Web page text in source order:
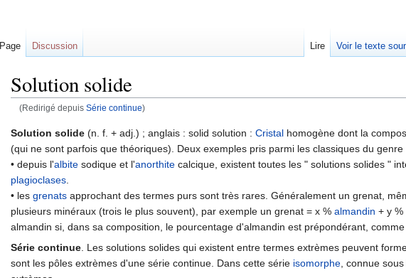
Solution solide
(Redirigé depuis Série continue)
Solution solide (n. f. + adj.) ; anglais : solid solution : Cristal homogène dont la
(qui ne sont parfois que théoriques). Deux exemples pris parmi les classiques du genre
• depuis l'albite sodique et l'anorthite calcique, existent toutes les " solutions solides "
plagioclases
• les grenats approchant des termes purs sont très rares. Généralement un grenat,
plusieurs minéraux (trois le plus souvent), par exemple un grenat = x % almandin + y %
almandin si, dans sa composition, le pourcentage d'almandin est prépondérant,
Série continue . Les solutions solides qui existent entre termes extrèmes peuvent
sont les pôles extrèmes d'une série continue. Dans cette série isomorphe , connue
Page Discussion Lire Voir le texte